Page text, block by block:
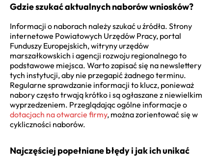
Gdzie szukać aktualnych naborów wniosków?
Informacji o naborach należy szukać u źródła. Strony
internetowe Powiatowych Urzędów Pracy, portal
Funduszy Europejskich, witryny urzędów
marszałkowskich i agencji rozwoju regionalnego to
podstawowe miejsca. Warto zapisać się na newslettery
tych instytucji, aby nie przegapić żadnego terminu.
Regularne sprawdzanie informacji to klucz, ponieważ
nabory często trwają krótko i są ogłaszane z niewielkim
wyprzedzeniem. Przeglądając ogólne informacje o
dotacjach na otwarcie firmy, można zorientować się w
cykliczności naborów.
Najczęściej popełniane błędy i jak ich unikać